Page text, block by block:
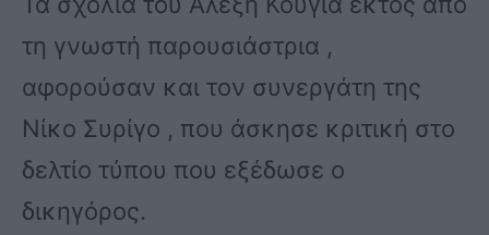
τη γνωστή παρουσιάστρια ,
αφορούσαν και τον συνεργάτη της
Νίκο Συρίγο , που άσκησε κριτική στο
δελτίο τύπου που εξέδωσε ο
δικηγόρος.